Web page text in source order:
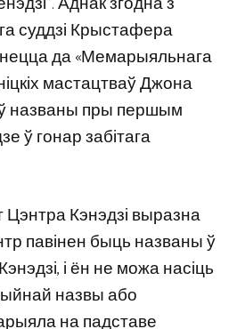
суддзі Крыстафера
да «Мемарыяльнага
мастацтваў Джона
названы пры першым
ў гонар забітага
Цэнтра Кэнэдзі выразна
павінен быць названы ў
і ён не можа насіць
назвы або
на падставе